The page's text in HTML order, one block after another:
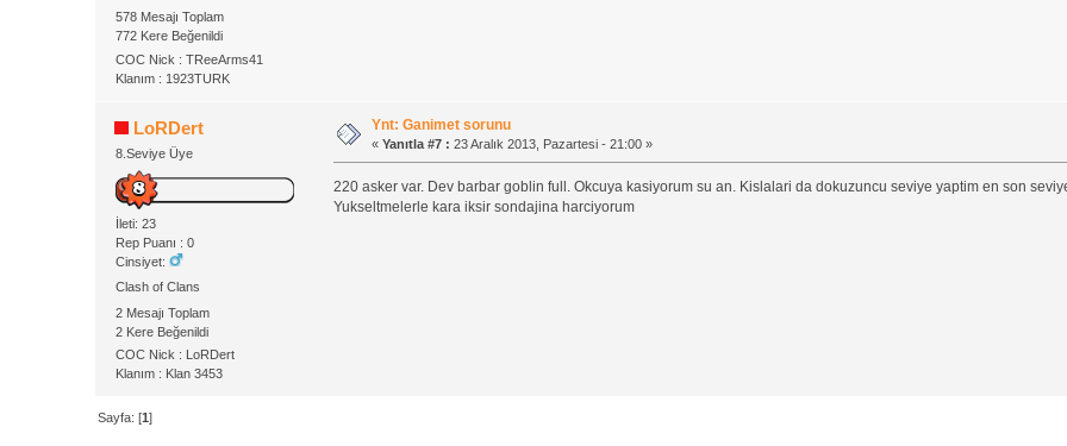
578 Mesajı Toplam
772 Kere Beğenildi
COC Nick : TReeArms41
Klanım : 1923TURK
LoRDert
8.Seviye Üye
İleti: 23
Rep Puanı : 0
Cinsiyet:
Clash of Clans
2 Mesajı Toplam
2 Kere Beğenildi
COC Nick : LoRDert
Klanım : Klan 3453
Ynt: Ganimet sorunu
« Yanıtla #7 : 23 Aralık 2013, Pazartesi - 21:00 »
220 asker var. Dev barbar goblin full. Okcuya kasiyorum su an. Kislalari da dokuzuncu seviye yaptim en son
Yukseltmelerle kara iksir sondajina harciyorum
Sayfa: [1]